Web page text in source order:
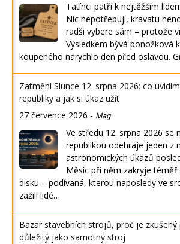
Tatínci patří k nejtěžším
Nic nepotřebují, kravatu
radši vybere sám – protože
Výsledkem bývá ponožková
koupeného narychlo den před oslavou.
Zatmění Slunce 12. srpna 2026: co
republiky a jak si úkaz užít
27 července 2026 - Mag
Ve středu 12. srpna 2026 se
republikou odehraje jeden z
astronomických úkazů
Měsíc při něm zakryje téměř
disku – podívaná, kterou naposledy ve
zažili lidé…
Bazar stavebních strojů, proč je
důležitý jako samotný stroj